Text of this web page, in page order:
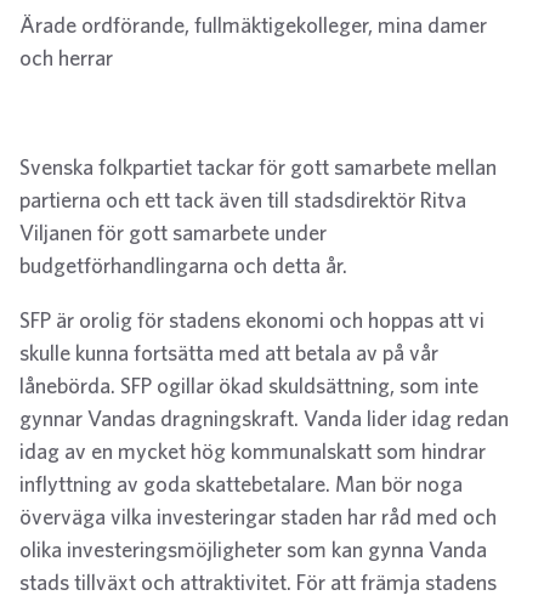
Ärade ordförande, fullmäktigekolleger, mina damer
och herrar
Svenska folkpartiet tackar för gott samarbete mellan
partierna och ett tack även till stadsdirektör Ritva
Viljanen för gott samarbete under
budgetförhandlingarna och detta år.
SFP är orolig för stadens ekonomi och hoppas att vi
skulle kunna fortsätta med att betala av på vår
lånebörda. SFP ogillar ökad skuldsättning, som inte
gynnar Vandas dragningskraft. Vanda lider idag redan
idag av en mycket hög kommunalskatt som hindrar
inflyttning av goda skattebetalare. Man bör noga
överväga vilka investeringar staden har råd med och
olika investeringsmöjligheter som kan gynna Vanda
stads tillväxt och attraktivitet. För att främja stadens